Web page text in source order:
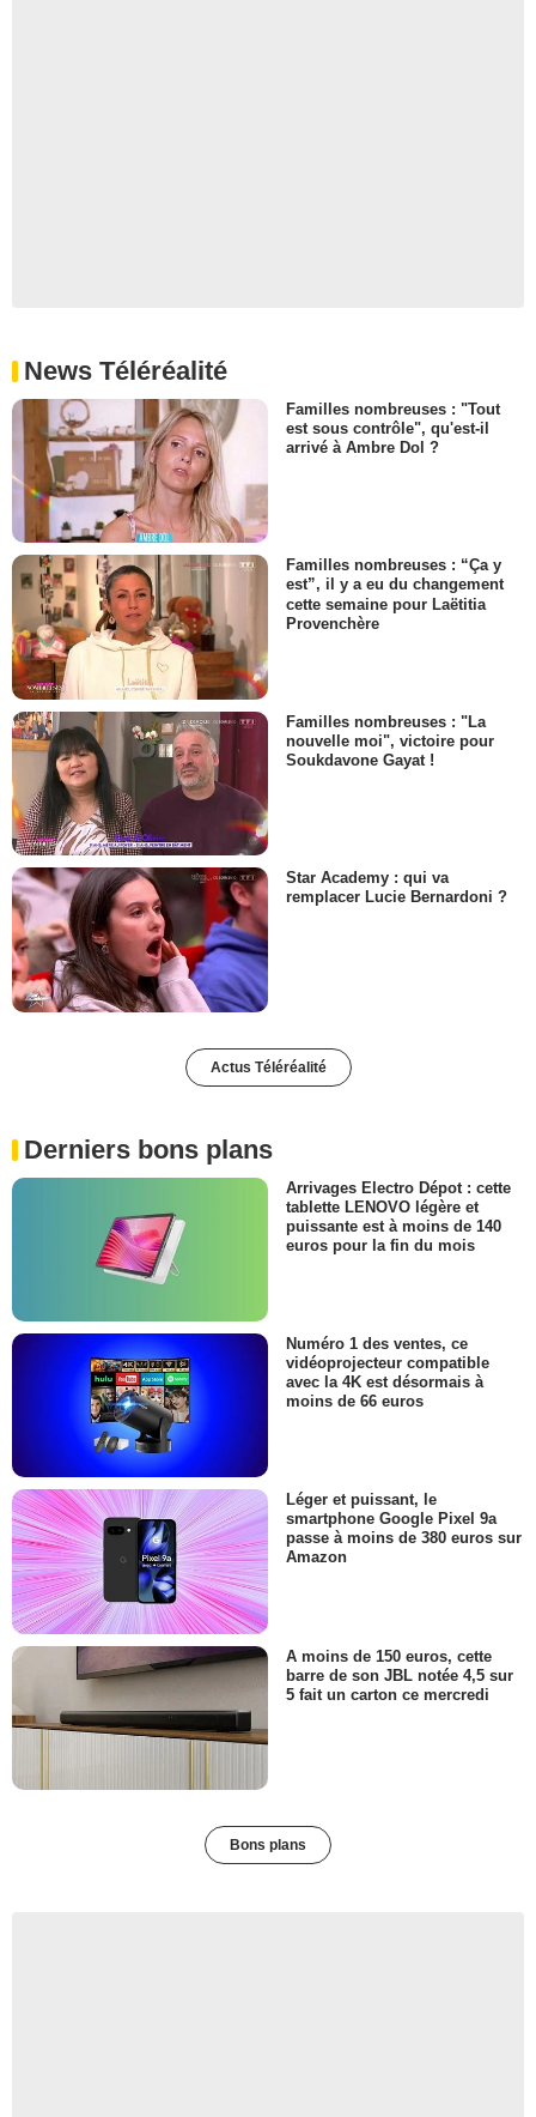
News Téléréalité
Familles nombreuses : "Tout
est sous contrôle", qu'est-il
arrivé à Ambre Dol ?
Familles nombreuses : “Ça y
est”, il y a eu du changement
cette semaine pour Laëtitia
Provenchère
Familles nombreuses : "La
nouvelle moi", victoire pour
Soukdavone Gayat !
Star Academy : qui va
remplacer Lucie Bernardoni ?
Actus Téléréalité
Derniers bons plans
Arrivages Electro Dépot : cette
tablette LENOVO légère et
puissante est à moins de 140
euros pour la fin du mois
Numéro 1 des ventes, ce
vidéoprojecteur compatible
avec la 4K est désormais à
moins de 66 euros
Léger et puissant, le
smartphone Google Pixel 9a
passe à moins de 380 euros sur
Amazon
A moins de 150 euros, cette
barre de son JBL notée 4,5 sur
5 fait un carton ce mercredi
Bons plans